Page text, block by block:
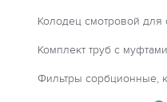
Колодец смотровой
Комплект труб с муфтами
Фильтры сорбционные,